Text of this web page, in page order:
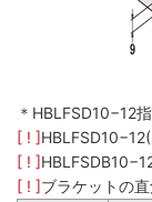
＊HBLFSD10−12
[ ! ]
[ ! ]
[ ! ]ブラケットの直